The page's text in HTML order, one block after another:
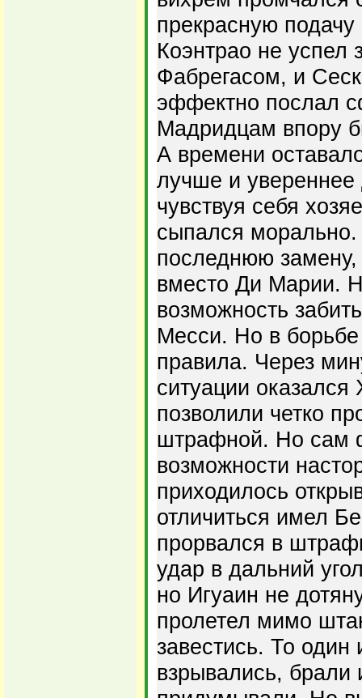
прекрасную
Коэнтрао не успел
Фабрегасом, и
эффектно послал
Мадридцам впору
А времени
лучше и увереннее
чувствуя себя
сыпался
последнюю
вместо Ди Марии.
возможность
Месси. Но в
правила. Через
ситуации
позволили четко
штрафной. Но сам
возможности
приходилось
отличиться имел
прорвался в
удар в дальний
но Игуаин не
пролетел мимо
завестись. То один
взрывались, брали